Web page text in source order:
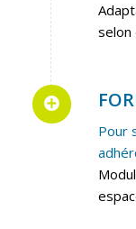
selon
Pour